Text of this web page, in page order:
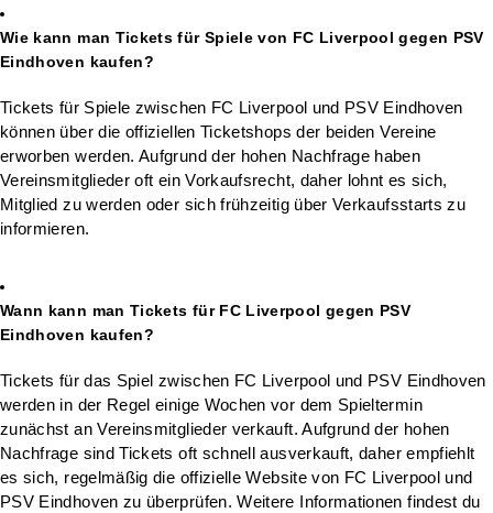
Wie kann man Tickets für Spiele von FC Liverpool gegen PSV
Eindhoven kaufen?
Tickets für Spiele zwischen FC Liverpool und PSV Eindhoven
können über die offiziellen Ticketshops der beiden Vereine
erworben werden. Aufgrund der hohen Nachfrage haben
Vereinsmitglieder oft ein Vorkaufsrecht, daher lohnt es sich,
Mitglied zu werden oder sich frühzeitig über Verkaufsstarts zu
informieren.
Wann kann man Tickets für FC Liverpool gegen PSV
Eindhoven kaufen?
Tickets für das Spiel zwischen FC Liverpool und PSV Eindhoven
werden in der Regel einige Wochen vor dem Spieltermin
zunächst an Vereinsmitglieder verkauft. Aufgrund der hohen
Nachfrage sind Tickets oft schnell ausverkauft, daher empfiehlt
es sich, regelmäßig die offizielle Website von FC Liverpool und
PSV Eindhoven zu überprüfen. Weitere Informationen findest du